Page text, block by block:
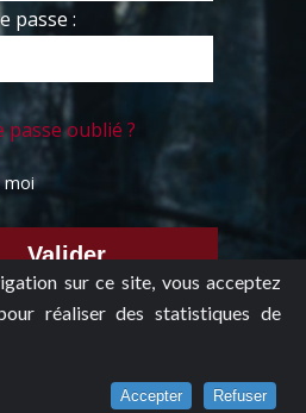
sur ce site, vous acceptez
réaliser des statistiques de
Accepter Refuser
passe :
passe oublié ?
moi